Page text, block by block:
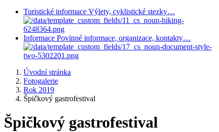
Turistické informace Výlety, cyklistické stezky…
Informace Povinné informace, organizace, kontakty…
Úvodní stránka
Fotogalerie
Rok 2019
Špičkový gastrofestival
Špičkový gastrofestival